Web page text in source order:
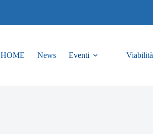
HOME News Eventi Viabilità